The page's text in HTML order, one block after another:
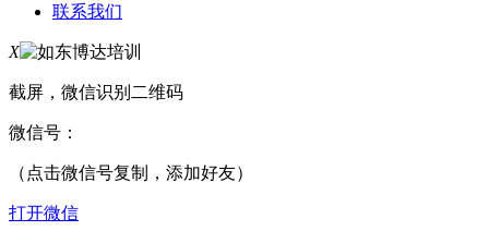
联系我们
X
截屏，微信识别二维码
微信号：
（点击微信号复制，添加好友）
打开微信